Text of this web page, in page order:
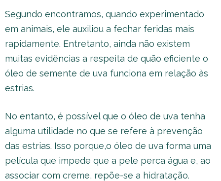
Segundo encontramos, quando experimentado
em animais, ele auxiliou a fechar feridas mais
rapidamente. Entretanto, ainda não existem
muitas evidências a respeita de quão eficiente o
óleo de semente de uva funciona em relação às
estrias.
No entanto, é possível que o óleo de uva tenha
alguma utilidade no que se refere à prevenção
das estrias. Isso porque,o óleo de uva forma uma
película que impede que a pele perca água e, ao
associar com creme, repõe-se a hidratação.